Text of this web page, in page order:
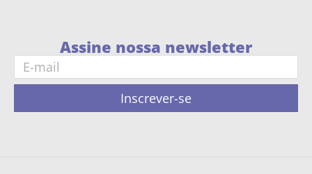
Assine nossa newsletter
Inscrever-se